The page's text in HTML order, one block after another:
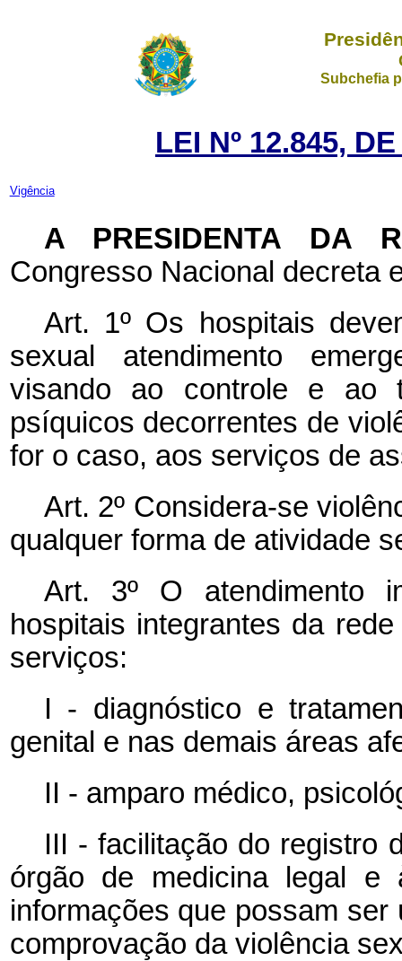
Subchefia
LEI Nº 12.845,
Vigência
A PRESIDENTA DA
Congresso Nacional decreta
Art. 1º Os hospitais
sexual atendimento
visando ao controle e ao
psíquicos decorrentes de
for o caso, aos serviços de
Art. 2º Considera-se
qualquer forma de atividade
Art. 3º O atendimento
hospitais integrantes da
serviços:
I - diagnóstico e
genital e nas demais áreas
II - amparo médico,
III - facilitação do registro
órgão de medicina legal e
informações que possam
comprovação da violência